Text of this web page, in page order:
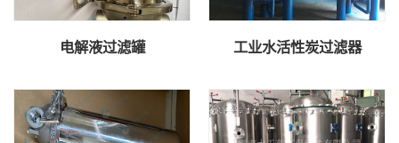
电解液过滤罐 工业水活性炭过滤器